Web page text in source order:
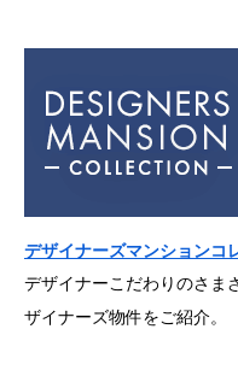
デザイナーズマンションコ
デザイナーこだわりのさま
ザイナーズ物件をご紹介。